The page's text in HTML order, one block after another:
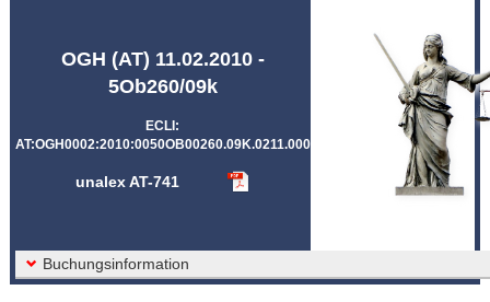
OGH (AT) 11.02.2010 -
5Ob260/09k
ECLI:
AT:OGH0002:2010:0050OB00260.09K.0211.000
unalex AT-741
Buchungsinformation